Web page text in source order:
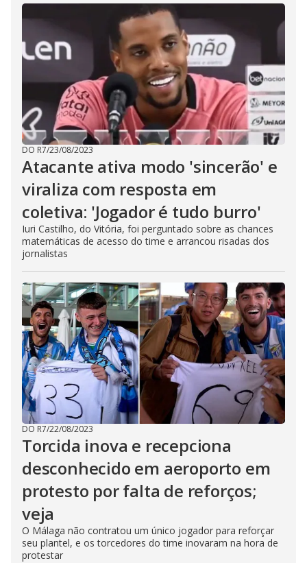
DO R7/23/08/2023
Atacante ativa modo 'sincerão' e
viraliza com resposta em
coletiva: 'Jogador é tudo burro'
Iuri Castilho, do Vitória, foi perguntado sobre as chances
matemáticas de acesso do time e arrancou risadas dos
jornalistas
DO R7/22/08/2023
Torcida inova e recepciona
desconhecido em aeroporto em
protesto por falta de reforços;
veja
O Málaga não contratou um único jogador para reforçar
seu plantel, e os torcedores do time inovaram na hora de
protestar